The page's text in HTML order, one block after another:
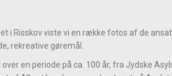
i Risskov viste vi en række fotos af de
rekreative gøremål.
en periode på ca. 100 år, fra Jydske